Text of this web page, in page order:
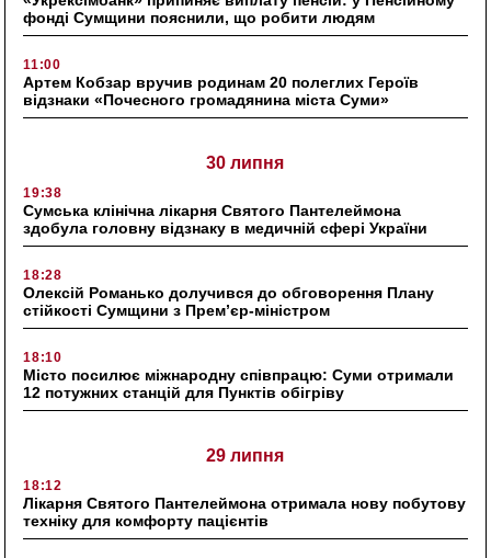
фонді Сумщини пояснили, що робити людям
11:00
Артем Кобзар вручив родинам 20 полеглих Героїв
відзнаки «Почесного громадянина міста Суми»
30 липня
19:38
Сумська клінічна лікарня Святого Пантелеймона
здобула головну відзнаку в медичній сфері України
18:28
Олексій Романько долучився до обговорення Плану
стійкості Сумщини з Прем’єр-міністром
18:10
Місто посилює міжнародну співпрацю: Суми отримали
12 потужних станцій для Пунктів обігріву
29 липня
18:12
Лікарня Святого Пантелеймона отримала нову побутову
техніку для комфорту пацієнтів